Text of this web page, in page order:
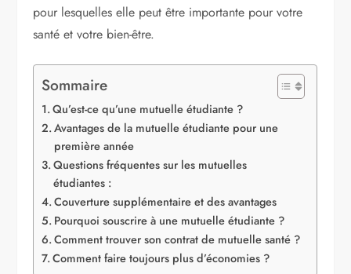
pour lesquelles elle peut être importante pour votre
santé et votre bien-être.
Sommaire
Qu’est-ce qu’une mutuelle étudiante ?
Avantages de la mutuelle étudiante pour une
première année
Questions fréquentes sur les mutuelles
étudiantes :
Couverture supplémentaire et des avantages
Pourquoi souscrire à une mutuelle étudiante ?
Comment trouver son contrat de mutuelle santé ?
Comment faire toujours plus d’économies ?